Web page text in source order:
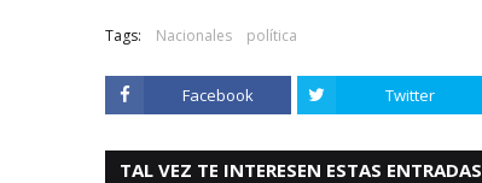
Tags: Nacionales política
Facebook Twitter
TAL VEZ TE INTERESEN ESTAS ENTRADAS